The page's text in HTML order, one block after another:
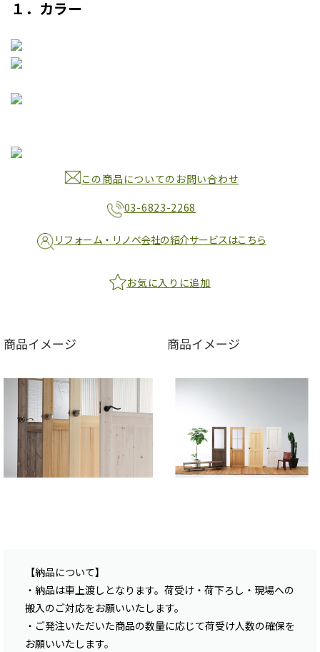
１．カラー
この商品についてのお問い合わせ
03-6823-2268
リフォーム・リノベ会社の紹介サービスはこちら
お気に入りに追加
商品イメージ 商品イメージ
【納品について】
・納品は車上渡しとなります。荷受け・荷下ろし・現場への
搬入のご対応をお願いいたします。
・ご発注いただいた商品の数量に応じて荷受け人数の確保を
お願いいたします。